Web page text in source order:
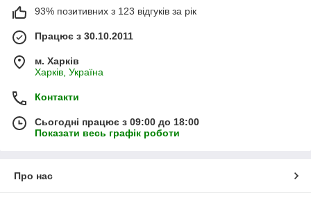
93% позитивних з 123 відгуків за рік
Працює з 30.10.2011
м. Харків
Харків, Україна
Контакти
Сьогодні працює з 09:00 до 18:00
Показати весь графік роботи
Про нас